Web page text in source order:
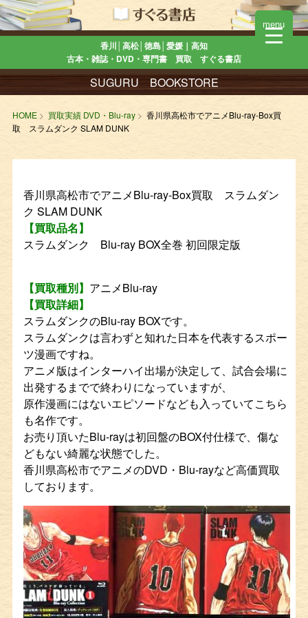
香川│高松│徳島│愛媛｜高知
古本・雑誌・DVD・専門書 買取 すぐる書店
SUGURU BOOKSTORE
HOME 買取実績 DVD・Blu-ray
香川県高松市でアニメBlu-ray-Box買
取 スラムダンク SLAM DUNK
香川県高松市でアニメBlu-ray-Box買取 スラムダン
ク SLAM DUNK
【買取品名】
スラムダンク Blu-ray BOX全巻 初回限定版
【買取種別】 アニメBlu-ray
【買取詳細】
スラムダンクのBlu-ray BOXです。
スラムダンクは言わずと知れた日本を代表するスポー
ツ漫画ですね。
アニメ版はインターハイ出場が決定して、試合会場に
出発するまでで終わりになっていますが、
原作漫画にはないエピソードなども入っていてこちら
も名作です。
お売り頂いたBlu-rayは初回盤のBOX付仕様で、傷な
どもない綺麗な状態でした。
香川県高松市でアニメのDVD・Blu-rayなど高価買取
しております。
menu